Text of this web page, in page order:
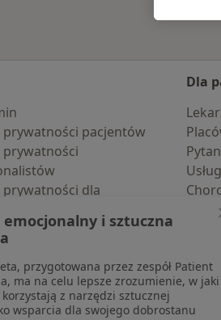
prywatności pacjentów
prywatności
prywatności dla
samodzielnie
wyniki wyszukiwania
Dla
i sztuczna
przygotowana przez zespół Patient
ma na celu lepsze zrozumienie, w jaki
z narzędzi sztucznej
wsparcia dla swojego dobrostanu